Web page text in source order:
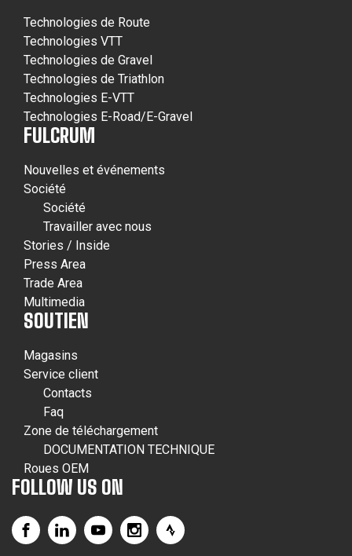
Technologies de Route
Technologies VTT
Technologies de Gravel
Technologies de Triathlon
Technologies E-VTT
Technologies E-Road/E-Gravel
FULCRUM
Nouvelles et événements
Société
Société
Travailler avec nous
Stories / Inside
Press Area
Trade Area
Multimedia
SOUTIEN
Magasins
Service client
Contacts
Faq
Zone de téléchargement
DOCUMENTATION TECHNIQUE
Roues OEM
FOLLOW US ON